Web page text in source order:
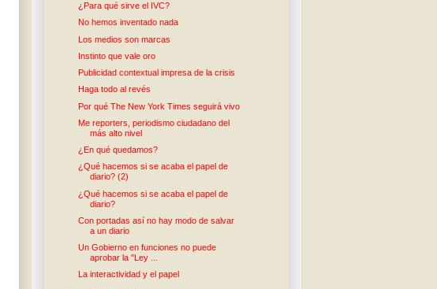
¿Para qué sirve el IVC?
No hemos inventado nada
Los medios son marcas
Instinto que vale oro
Publicidad contextual impresa de la crisis
Haga todo al revés
Por qué The New York Times seguirá vivo
Me reporters, periodismo ciudadano del
más alto nivel
¿En qué quedamos?
¿Qué hacemos si se acaba el papel de
diario? (2)
¿Qué hacemos si se acaba el papel de
diario?
Con portadas así no hay modo de salvar
a un diario
Un Gobierno en funciones no puede
aprobar la "Ley ...
La interactividad y el papel